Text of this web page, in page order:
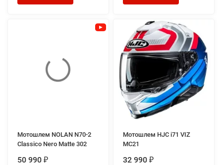
Мотошлем NOLAN N70-2
Classico Nero Matte 302
50 990 ₽
Мотошлем HJC i71 VIZ
MC21
32 990 ₽